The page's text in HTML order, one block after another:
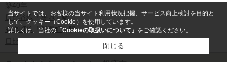
築40年
日比谷線 「築地」駅
有楽町線
「新富町」駅
日比谷線
当サイトでは、お客様の当サイト利用状況把握、サービス向上検討を目的と
して、クッキー（Cookie）を使用しています。
詳しくは、当社の「Cookieの取扱いについて」 をご確認ください。
閉じる